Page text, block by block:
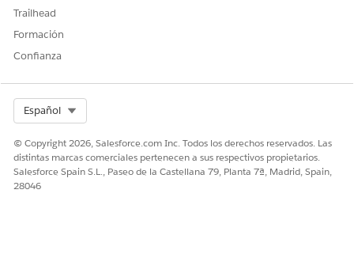
Trailhead
Formación
Confianza
Español
© Copyright 2026, Salesforce.com Inc. Todos los derechos reservados. Las
distintas marcas comerciales pertenecen a sus respectivos propietarios.
Salesforce Spain S.L., Paseo de la Castellana 79, Planta 7ª, Madrid, Spain,
28046